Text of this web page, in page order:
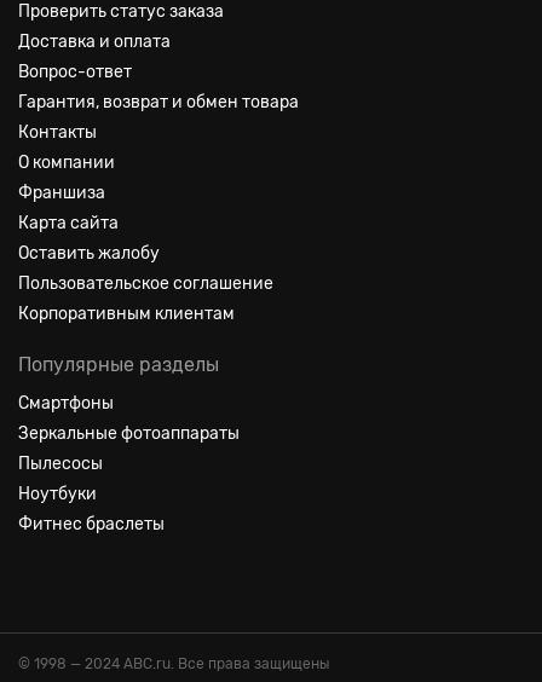
Проверить статус заказа
Доставка и оплата
Вопрос-ответ
Гарантия, возврат и обмен товара
Контакты
О компании
Франшиза
Карта сайта
Оставить жалобу
Пользовательское соглашение
Корпоративным клиентам
Популярные разделы
Смартфоны
Зеркальные фотоаппараты
Пылесосы
Ноутбуки
Фитнес браслеты
© 1998 — 2024 ABC.ru. Все права защищены